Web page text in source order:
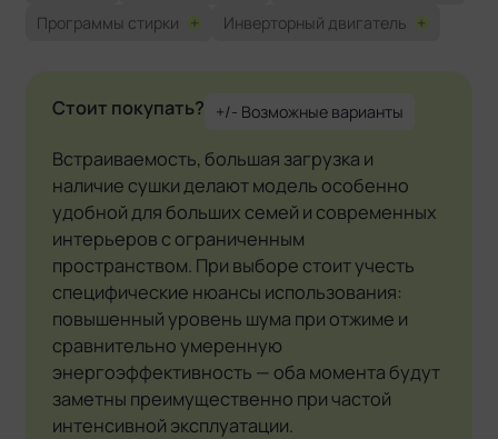
Программы стирки + Инверторный двигатель +
Стоит покупать? +/- Возможные варианты
Встраиваемость, большая загрузка и
наличие сушки делают модель особенно
удобной для больших семей и современных
интерьеров с ограниченным
пространством. При выборе стоит учесть
специфические нюансы использования:
повышенный уровень шума при отжиме и
сравнительно умеренную
энергоэффективность — оба момента будут
заметны преимущественно при частой
интенсивной эксплуатации.